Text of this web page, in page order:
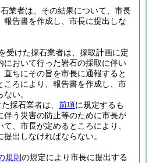
業者は、その結果について、市長
報告書を作成し、市長に提出しな
受けた採石業者は、採取計画に定
において行った岩石の採取に伴い
直ちにその旨を市長に通報すると
ころにより、報告書を作成し、市
い。
採石業者は、 前項に規定するも
伴う災害の防止等のために市長が
、市長が定めるところにより、
出しなければならない。
規則 の規定により市長に提出する